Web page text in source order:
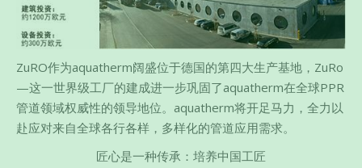
ZuRO作为aquatherm阔盛位于德国的第四大生产基地，ZuRo
—这一世界级工厂的建成进一步巩固了aquatherm在全球PPR
管道领域权威性的领导地位。aquatherm将开足马力，全力以
赴应对来自全球各行各样，多样化的管道应用需求。
匠心是一种传承：培养中国工匠